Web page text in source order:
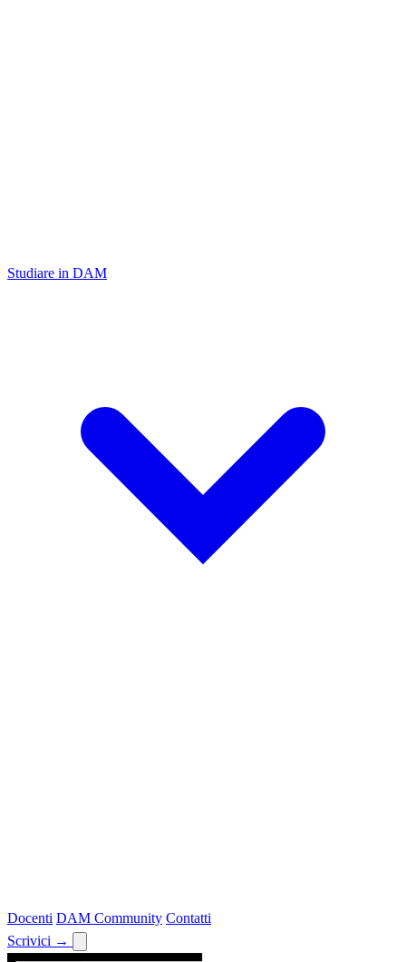
Studiare in DAM
Docenti DAM Community Contatti
Scrivici →